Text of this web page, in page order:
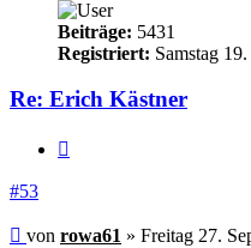
Beiträge: 5431
Registriert: Samstag
Re: Erich Kästner
#53
Beitrag
von rowa61 » Freitag 27.